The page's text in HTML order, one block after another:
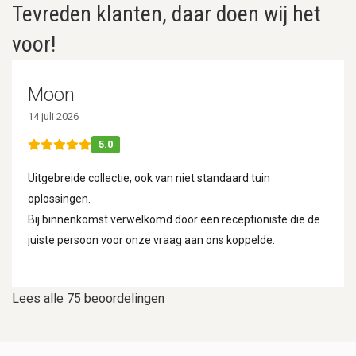
Tevreden klanten, daar doen wij het
voor!
Lees alle 75 beoordelingen
Moon
14 juli 2026
5.0
Uitgebreide collectie, ook van niet standaard tuin
oplossingen.
Bij binnenkomst verwelkomd door een receptioniste die de
juiste persoon voor onze vraag aan ons koppelde.